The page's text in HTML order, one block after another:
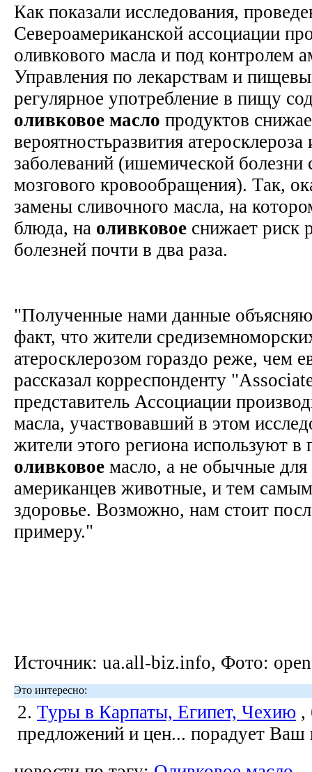
Как показали исследования,
Североамериканской ассоциации
оливкового масла и под контролем
Управления по лекарствам и
регулярное употребление в пищу
оливковое масло продуктов
вероятностьразвития
заболеваний (ишемической
мозгового кровообращения). Так,
замены сливочного масла, на
блюда, на оливковое снижает риск
болезней почти в два раза.
"Полученные нами данные
факт, что жители
атеросклерозом гораздо реже, чем
рассказал корреспонденту
представитель Ассоциации
масла, участвовавший в этом
жители этого региона используют
оливковое масло, а не обычные для
американцев животные, и тем
здоровье. Возможно, нам стоит
примеру."
Источник: ua.all-biz.info, Фото:
Это интересно:
2. Туры в Карпаты, Египет, Чехию ,
предложений и цен... порадует Ваш